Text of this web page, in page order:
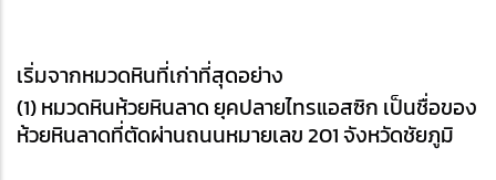
เริ่มจากหมวดหินที่เก่าที่สุดอย่าง
(1) หมวดหินห้วยหินลาด ยุคปลายไทรแอสซิก เป็นชื่อของ
ห้วยหินลาดที่ตัดผ่านถนนหมายเลข 201 จังหวัดชัยภูมิ